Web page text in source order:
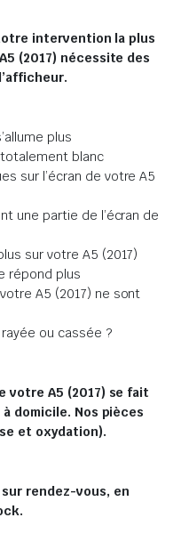
intervention la plus
(2017) nécessite des
plus
totalement blanc
sur l’écran de votre A5
une partie de l’écran de
sur votre A5 (2017)
répond plus
A5 (2017) ne sont
ou cassée ?
votre A5 (2017) se fait
domicile. Nos pièces
et oxydation).
rendez-vous, en